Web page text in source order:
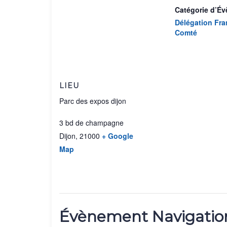
Catégorie
Délégation
Comté
LIEU
Parc des expos dijon
3 bd de champagne
Dijon, 21000 + Google
Map
Évènement